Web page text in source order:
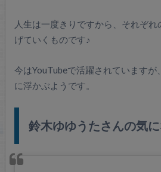
人生は一度きりですから、それぞ
げていくものです♪
今はYouTubeで活躍されていますが、
に浮かぶようです。
鈴木ゆゆうたさんの気